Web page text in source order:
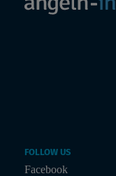
FOLLOW US
Facebook